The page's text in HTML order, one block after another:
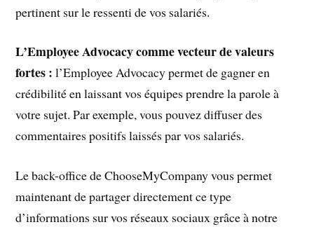
pertinent sur le ressenti de vos salariés.
L’Employee Advocacy comme vecteur de valeurs
fortes :l’Employee Advocacy permet de gagner en
crédibilité en laissant vos équipes prendre la parole à
votre sujet. Par exemple, vous pouvez diffuser des
commentaires positifs laissés par vos salariés.
Le back-office de ChooseMyCompany vous permet
maintenant de partager directement ce type
d’informations sur vos réseaux sociaux grâce à notre